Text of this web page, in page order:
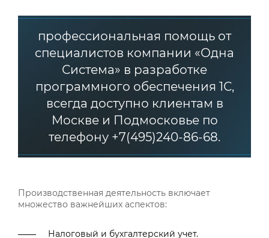
профессиональная помощь от
специалистов компании «Одна
Система» в разработке
программного обеспечения 1С,
всегда доступно клиентам в
Москве и Подмосковье по
телефону +7(495)240-86-68.
Производственная деятельность включает
множество важнейших аспектов:
Налоговый и бухгалтерский учет.